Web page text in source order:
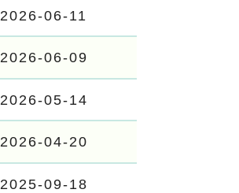
2026-06-11
2026-06-09
2026-05-14
2026-04-20
2025-09-18